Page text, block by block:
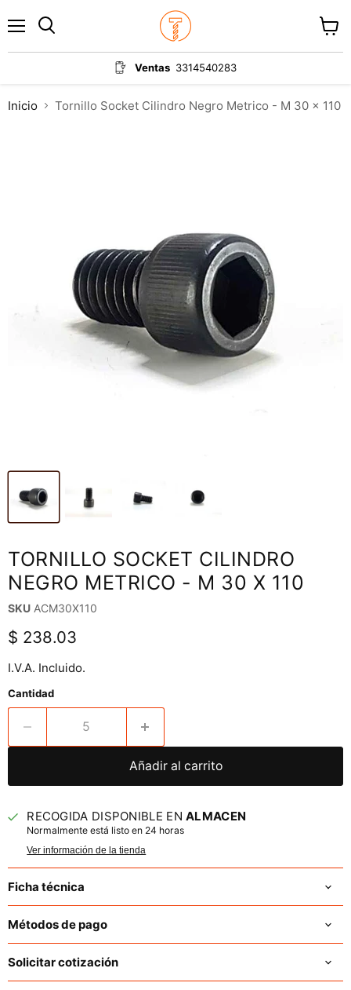
Ventas 3314540283
carrito
Inicio Tornillo Socket Cilindro Negro Metrico - M 30 x 110
TORNILLO SOCKET CILINDRO
NEGRO METRICO - M 30 X 110
SKU ACM30X110
Precio actual
$ 238.03
I.V.A. Incluido.
Cantidad
Añadir al carrito
RECOGIDA DISPONIBLE ENALMACEN
Normalmente está listo en 24 horas
Ver información de la tienda
Ficha técnica
Métodos de pago
Solicitar cotización